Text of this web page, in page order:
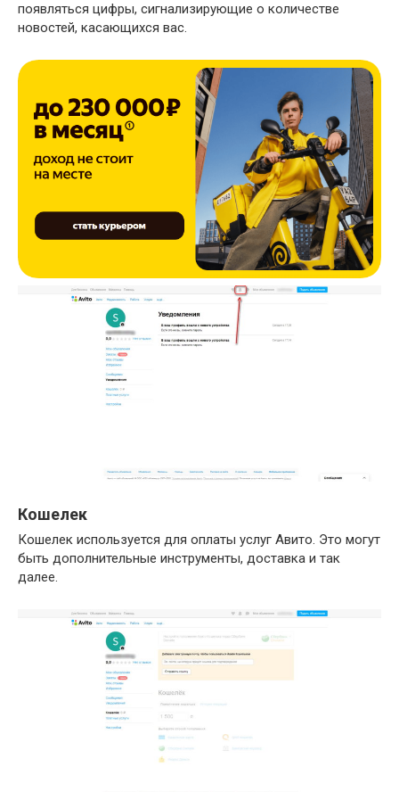
появляться цифры, сигнализирующие о количестве
новостей, касающихся вас.
Кошелек
Кошелек используется для оплаты услуг Авито. Это могут
быть дополнительные инструменты, доставка и так
далее.